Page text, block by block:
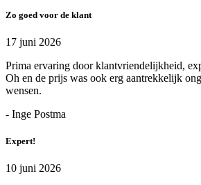
Zo goed voor de klant
17 juni 2026
Prima ervaring door klantvriendelijkheid,
Oh en de prijs was ook erg aantrekkelijk
wensen.
- Inge Postma
Expert!
10 juni 2026